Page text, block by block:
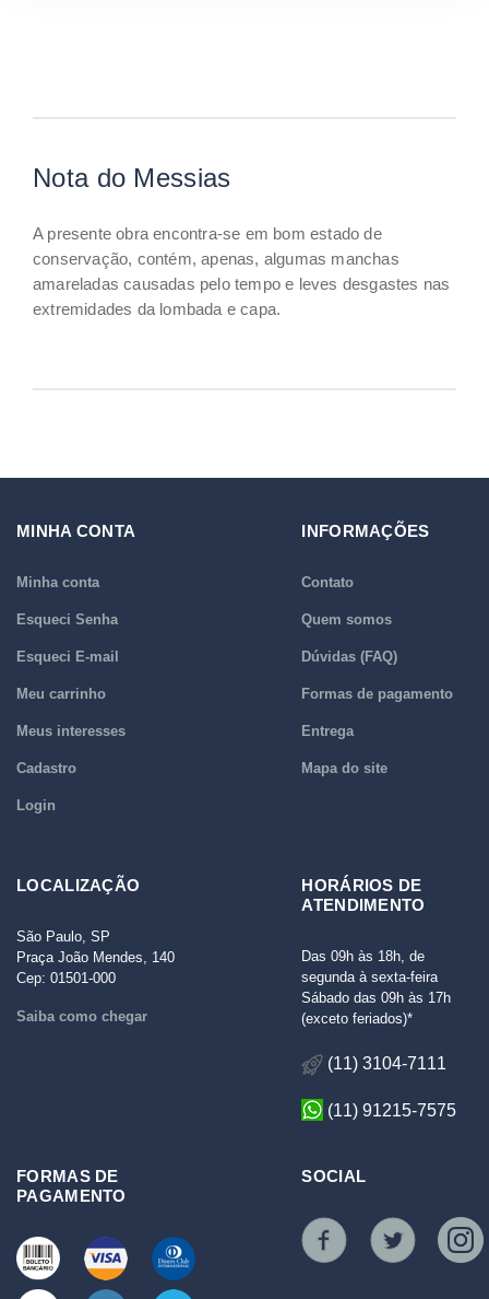
Nota do Messias
A presente obra encontra-se em bom estado de
conservação, contém, apenas, algumas manchas
amareladas causadas pelo tempo e leves desgastes nas
extremidades da lombada e capa.
MINHA CONTA
Minha conta
Esqueci Senha
Esqueci E-mail
Meu carrinho
Meus interesses
Cadastro
Login
INFORMAÇÕES
Contato
Quem somos
Dúvidas (FAQ)
Formas de pagamento
Entrega
Mapa do site
LOCALIZAÇÃO
São Paulo, SP
Praça João Mendes, 140
Cep: 01501-000
Saiba como chegar
HORÁRIOS DE
ATENDIMENTO
Das 09h às 18h, de
segunda à sexta-feira
Sábado das 09h às 17h
(exceto feriados)*
(11) 3104-7111
(11) 91215-7575
FORMAS DE
PAGAMENTO
SOCIAL